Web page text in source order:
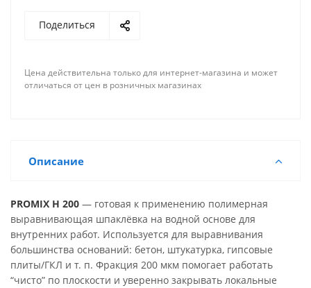
Поделиться
Цена действительна только для интернет-магазина и может
отличаться от цен в розничных магазинах
Описание
PROMIX H 200 — готовая к применению полимерная
выравнивающая шпаклёвка на водной основе для
внутренних работ. Используется для выравнивания
большинства оснований: бетон, штукатурка, гипсовые
плиты/ГКЛ и т. п. Фракция 200 мкм помогает работать
“чисто” по плоскости и уверенно закрывать локальные